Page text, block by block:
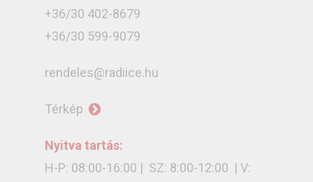
+36/30 402-8679
+36/30 599-9079
rendeles@radiice.hu
Térkép
Nyitva tartás:
H-P: 08:00-16:00 | SZ: 8:00-12:00 | V: